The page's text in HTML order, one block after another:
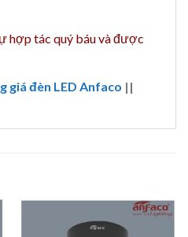
hợp tác quý báu và được
giá đèn LED Anfaco ||